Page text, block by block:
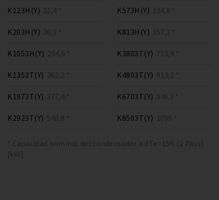
K123H(Y) 21,4 *
K203H(Y) 36,1 *
K573H(Y) 124,8 *
K813H(Y) 157,1 *
K1053H(Y) 204,6 *
K1353T(Y) 262,2 *
K1973T(Y) 377,4 *
K2923T(Y) 540,8 *
K3803T(Y) 713,4 *
K4803T(Y) 913,2 *
K6703T(Y) 846.3 *
K8503T(Y) 1098 *
* Capacidad nominal del condensador a dTe=15K (2 Pass)
[kW]